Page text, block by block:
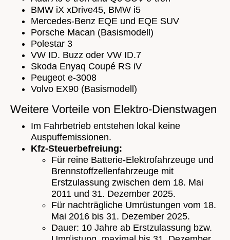
BMW iX xDrive45, BMW i5
Mercedes-Benz EQE und EQE SUV
Porsche Macan (Basismodell)
Polestar 3
VW ID. Buzz oder VW ID.7
Skoda Enyaq Coupé RS iV
Peugeot e-3008
Volvo EX90 (Basismodell)
Weitere Vorteile von Elektro-Dienstwagen
Im Fahrbetrieb entstehen lokal keine
Auspuffemissionen.
Kfz-Steuerbefreiung:
Für reine Batterie-Elektrofahrzeuge und
Brennstoffzellenfahrzeuge mit
Erstzulassung zwischen dem 18. Mai
2011 und 31. Dezember 2025.
Für nachträgliche Umrüstungen vom 18.
Mai 2016 bis 31. Dezember 2025.
Dauer: 10 Jahre ab Erstzulassung bzw.